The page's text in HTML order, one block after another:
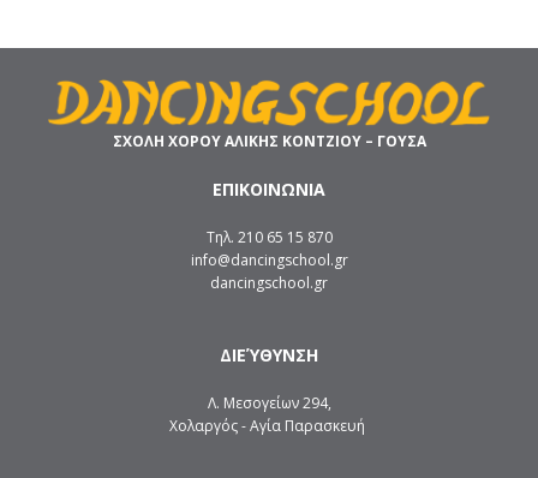
ΣΧΟΛΗ ΧΟΡΟΥ ΑΛΙΚΗΣ ΚΟΝΤΖΙΟΥ – ΓΟΥΣΑ
ΕΠΙΚΟΙΝΩΝΙΑ
Τηλ. 210 65 15 870
info@dancingschool.gr
dancingschool.gr
ΔΙΕΎΘΥΝΣΗ
Λ. Μεσογείων 294,
Χολαργός - Αγία Παρασκευή